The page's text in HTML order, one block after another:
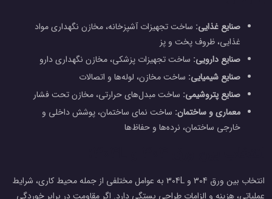
صنایع غذایی: ساخت تجهیزات آشپزخانه، مخازن نگهداری مواد
غذایی، ظروف پخت و پز
صنایع دارویی: ساخت تجهیزات پزشکی، مخازن نگهداری دارو
صنایع شیمیایی: ساخت مخازن، لوله‌ها و اتصالات
صنایع پتروشیمی: ساخت مبدل‌های حرارتی، مخازن تحت فشار
معماری و ساختمان: ساخت نمای ساختمان، پوشش داخلی و
خارجی ساختمان، نرده‌ها و حفاظ‌ها
انتخاب بین ورق 304 و 304L به عوامل مختلفی از جمله محیط کاری، شرایط
عملیاتی، هزینه و الزامات طراحی بستگی دارد. اگر مقاومت در برابر خوردگی